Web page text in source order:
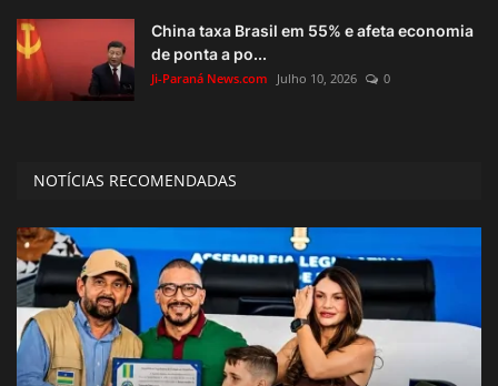
China taxa Brasil em 55% e afeta economia
de ponta a po...
Ji-Paraná News.com Julho 10, 2026 0
NOTÍCIAS RECOMENDADAS